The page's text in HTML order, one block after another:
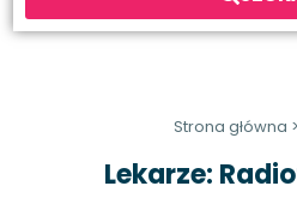
Strona główna >
Lekarze: